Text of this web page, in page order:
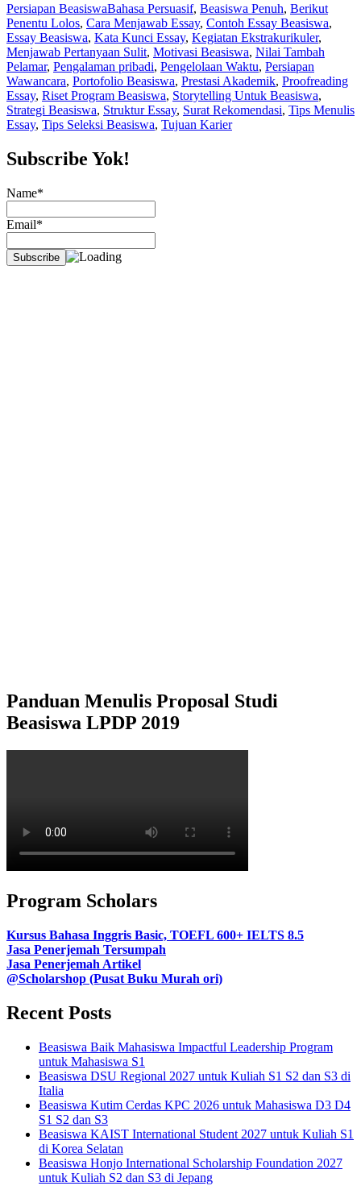
lolos!!Berikut
Essay
Beasiswa
ke
4
Beasiswa
Penuh
dan
cara
Persiapan BeasiswaBahasa Persuasif, Beasiswa Penuh, Berikut
Penentu Lolos, Cara Menjawab Essay, Contoh Essay Beasiswa,
Essay Beasiswa, Kata Kunci Essay, Kegiatan Ekstrakurikuler,
Menjawab Pertanyaan Sulit, Motivasi Beasiswa, Nilai Tambah
Pelamar, Pengalaman pribadi, Pengelolaan Waktu, Persiapan
Wawancara, Portofolio Beasiswa, Prestasi Akademik, Proofreading
Essay, Riset Program Beasiswa, Storytelling Untuk Beasiswa,
Strategi Beasiswa, Struktur Essay, Surat Rekomendasi, Tips Menulis
Essay, Tips Seleksi Beasiswa, Tujuan Karier
Subscribe Yok!
Name*
Email*
Panduan Menulis Proposal Studi
Beasiswa LPDP 2019
Program Scholars
Kursus Bahasa Inggris Basic, TOEFL 600+ IELTS 8.5
Jasa Penerjemah Tersumpah
Jasa Penerjemah Artikel
@Scholarshop (Pusat Buku Murah ori)
Recent Posts
Beasiswa Baik Mahasiswa Impactful Leadership Program
untuk Mahasiswa S1
Beasiswa DSU Regional 2027 untuk Kuliah S1 S2 dan S3 di
Italia
Beasiswa Kutim Cerdas KPC 2026 untuk Mahasiswa D3 D4
S1 S2 dan S3
Beasiswa KAIST International Student 2027 untuk Kuliah S1
di Korea Selatan
Beasiswa Honjo International Scholarship Foundation 2027
untuk Kuliah S2 dan S3 di Jepang